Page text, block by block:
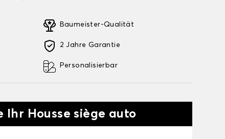
Baumeister-Qualität
2 Jahre Garantie
Personalisierbar
Ihr Housse siège auto